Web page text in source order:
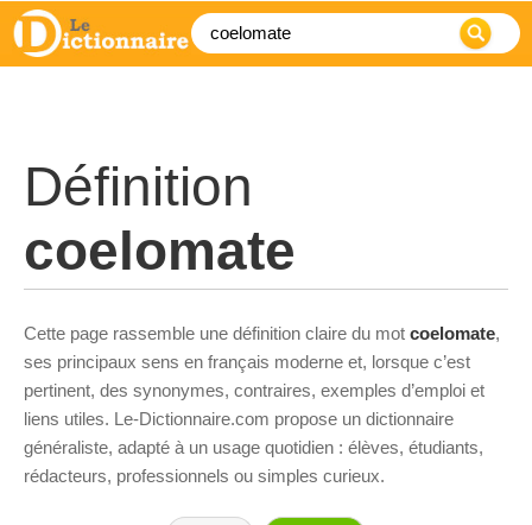
Définition
coelomate
Cette page rassemble une définition claire du mot coelomate,
ses principaux sens en français moderne et, lorsque c’est
pertinent, des synonymes, contraires, exemples d’emploi et
liens utiles. Le-Dictionnaire.com propose un dictionnaire
généraliste, adapté à un usage quotidien : élèves, étudiants,
rédacteurs, professionnels ou simples curieux.